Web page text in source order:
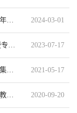
2024-03-01
2023-07-17
2021-05-17
2020-09-20